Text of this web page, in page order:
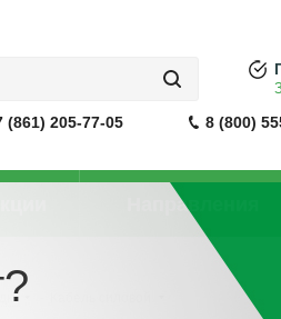
(861) 205-77-05 8 (800)
Направления